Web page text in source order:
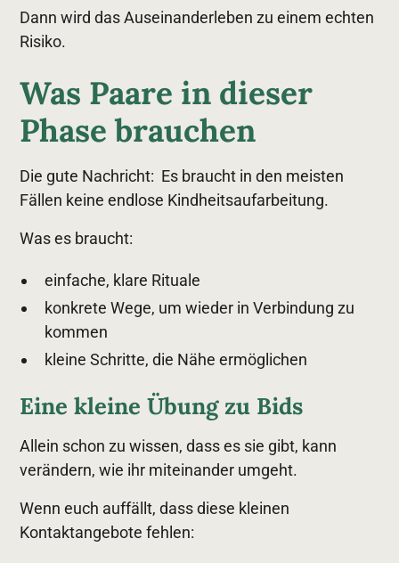
Dann wird das Auseinanderleben zu einem echten
Risiko.
Was Paare in dieser
Phase brauchen
Die gute Nachricht: Es braucht in den meisten
Fällen keine endlose Kindheitsaufarbeitung.
Was es braucht:
einfache, klare Rituale
konkrete Wege, um wieder in Verbindung zu
kommen
kleine Schritte, die Nähe ermöglichen
Eine kleine Übung zu Bids
Allein schon zu wissen, dass es sie gibt, kann
verändern, wie ihr miteinander umgeht.
Wenn euch auffällt, dass diese kleinen
Kontaktangebote fehlen: